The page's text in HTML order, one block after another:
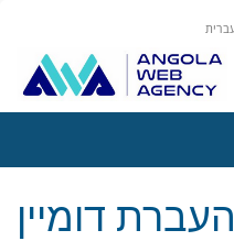
העברת דומיין